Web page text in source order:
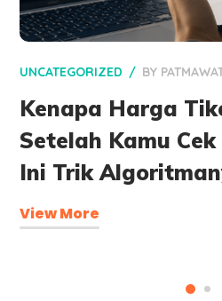
UNCATEGORIZED BY
Kenapa Harga
Setelah Kamu
Ini Trik
View More